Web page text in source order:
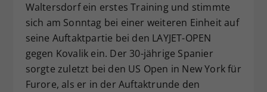
Waltersdorf ein erstes Training und stimmte
sich am Sonntag bei einer weiteren Einheit auf
seine Auftaktpartie bei den LAYJET-OPEN
gegen Kovalik ein. Der 30-jährige Spanier
sorgte zuletzt bei den US Open in New York für
Furore, als er in der Auftaktrunde den